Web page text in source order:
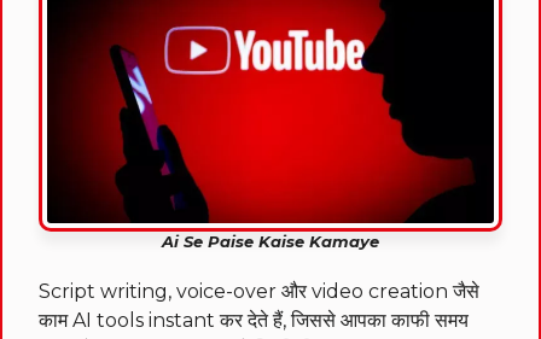
Ai Se Paise Kaise Kamaye
Script writing, voice-over और video creation जैसे
काम AI tools instant कर देते हैं, जिससे आपका काफी समय